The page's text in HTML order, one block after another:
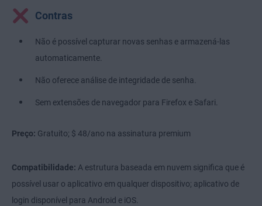
Contras
Não é possível capturar novas senhas e armazená-las
automaticamente.
Não oferece análise de integridade de senha.
Sem extensões de navegador para Firefox e Safari.
Preço: Gratuito; $ 48/ano na assinatura premium
Compatibilidade: A estrutura baseada em nuvem significa que é
possível usar o aplicativo em qualquer dispositivo; aplicativo de
login disponível para Android e iOS.